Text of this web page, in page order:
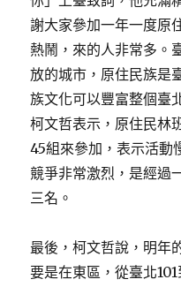
謝大家參加一年一度原
熱鬧，來的人非常多。
放的城市，原住民族是
族文化可以豐富整個臺
柯文哲表示，原住民林
45組來參加，表示活動
競爭非常激烈，是經過
三名。
最後，柯文哲說，明年
要是在東區，從臺北